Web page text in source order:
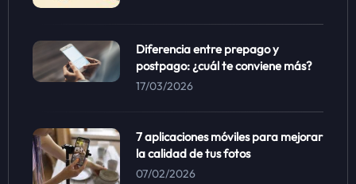
Diferencia entre prepago y
postpago: ¿cuál te conviene más?
17/03/2026
7 aplicaciones móviles para mejorar
la calidad de tus fotos
07/02/2026